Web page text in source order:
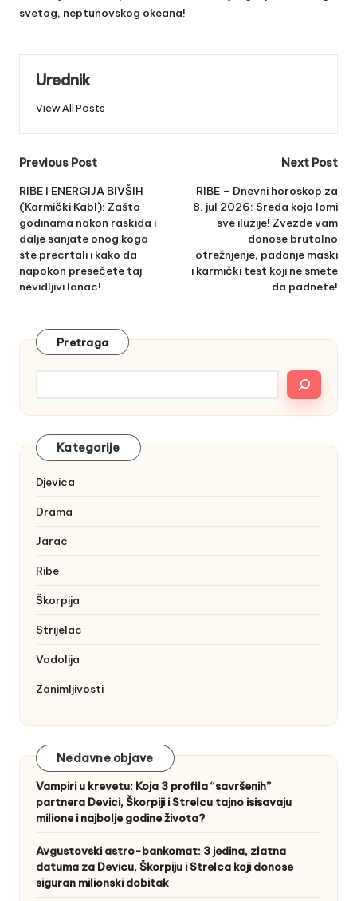
svetog, neptunovskog okeana!
Urednik
View All Posts
Post
navigation
Previous Post
RIBE I ENERGIJA BIVŠIH
(Karmički Kabl): Zašto
godinama nakon raskida i
dalje sanjate onog koga
ste precrtali i kako da
napokon presečete taj
nevidljivi lanac!
Next Post
RIBE – Dnevni horoskop za
8. jul 2026: Sreda koja lomi
sve iluzije! Zvezde vam
donose brutalno
otrežnjenje, padanje maski
i karmički test koji ne smete
da padnete!
Pretraga
Kategorije
Djevica
Drama
Jarac
Ribe
Škorpija
Strijelac
Vodolija
Zanimljivosti
Nedavne objave
Vampiri u krevetu: Koja 3 profila “savršenih”
partnera Devici, Škorpiji i Strelcu tajno isisavaju
milione i najbolje godine života?
Avgustovski astro-bankomat: 3 jedina, zlatna
datuma za Devicu, Škorpiju i Strelca koji donose
siguran milionski dobitak